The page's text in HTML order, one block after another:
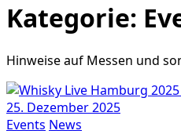
Kategorie:
Hin­wei­se auf Mes­sen und
25. Dezember 2025
Events News